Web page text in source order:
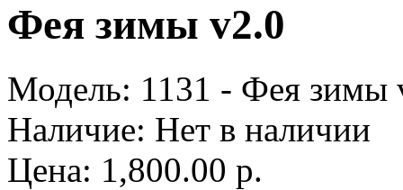
Фея зимы v2.0
Модель: 1131 - Фея зимы
Наличие: Нет в наличии
Цена: 1,800.00 р.